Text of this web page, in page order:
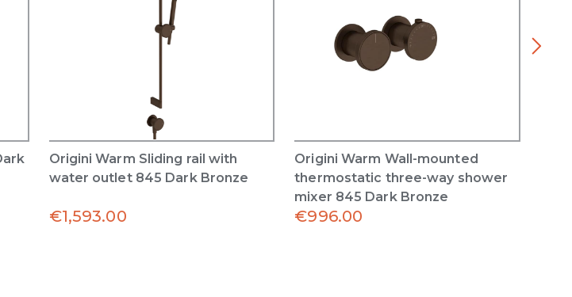
Origini Warm Sliding rail with
water outlet 845 Dark Bronze
€1,593.00
Origini Warm Wall-mounted
thermostatic three-way shower
mixer 845 Dark Bronze
€996.00